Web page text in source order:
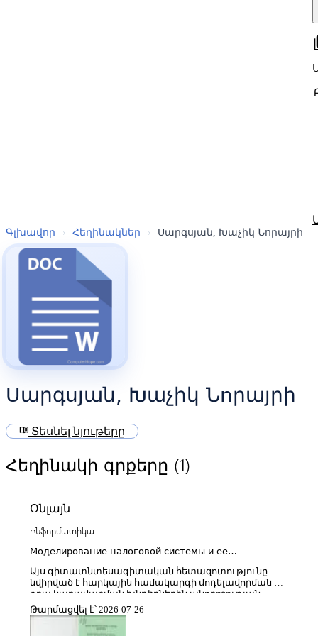
Գլխավոր › Հեղինակներ › Սարգսյան, Խաչիկ Նորայրի
Սարգսյան, Խաչիկ Նորայրի
menu_book Տեսնել նյութերը
Հեղինակի գրքերը (1)
Օնլայն
Ինֆորմատիկա
Моделирование налоговой системы и ее
стимулирования реальных инвестиций
Այս գիտատնտեսագիտական հետազոտությունը
նվիրված է հարկային համակարգի մոդելավորման և
դրա կառավարման խնդիրներին անորոշության
պայմաններում՝ նպատակ ունենալով իրական
ներդրումների խթանումը։ Աշխատության մեջ
ներկայացվում են հարկային համակարգի տեսական
Թարմացվել է՝ 2026-07-26